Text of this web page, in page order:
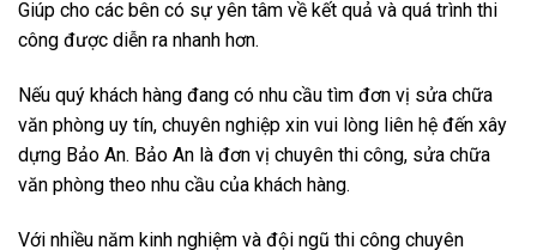
Giúp cho các bên có sự yên tâm về kết quả và quá trình thi
công được diễn ra nhanh hơn.
Nếu quý khách hàng đang có nhu cầu tìm đơn vị sửa chữa
văn phòng uy tín, chuyên nghiệp xin vui lòng liên hệ đến xây
dựng Bảo An. Bảo An là đơn vị chuyên thi công, sửa chữa
văn phòng theo nhu cầu của khách hàng.
Với nhiều năm kinh nghiệm và đội ngũ thi công chuyên